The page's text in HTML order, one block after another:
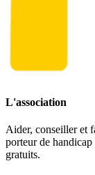
L'association
Aider, conseiller et
porteur de handicap
gratuits.